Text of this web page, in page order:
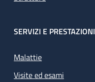
SERVIZI E PRESTAZIONI
Malattie
Visite ed esami